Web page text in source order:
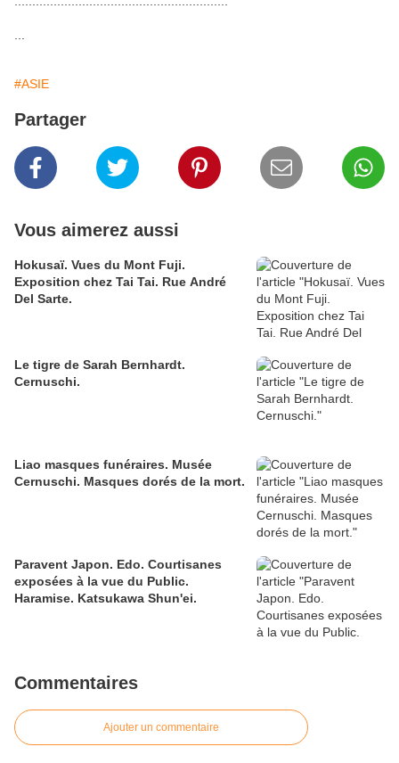
#ASIE
Partager
Vous aimerez aussi
Hokusaï. Vues du Mont Fuji.
Exposition chez Tai Tai. Rue André
Del Sarte.
Le tigre de Sarah Bernhardt.
Cernuschi.
Liao masques funéraires. Musée
Cernuschi. Masques dorés de la mort.
Paravent Japon. Edo. Courtisanes
exposées à la vue du Public.
Haramise. Katsukawa Shun'ei.
Commentaires
Ajouter un commentaire